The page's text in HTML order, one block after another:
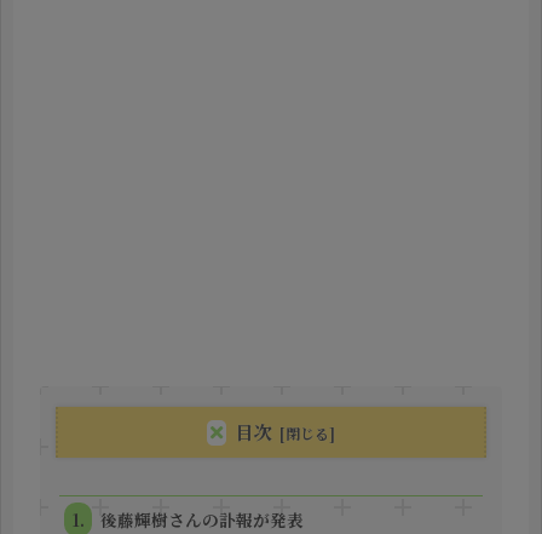
目次
後藤輝樹さんの訃報が発表